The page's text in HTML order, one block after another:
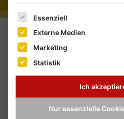
Es folgt eine Liste der
Essenziell
Externe Medien
Marketing
Statistik
Ich
Nur essenzielle